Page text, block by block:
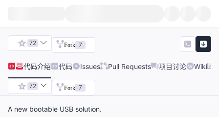
72 Fork 7
代码介绍 代码 Issues Pull Requests 项目讨论 Wiki
72 Fork 7
A new bootable USB solution.